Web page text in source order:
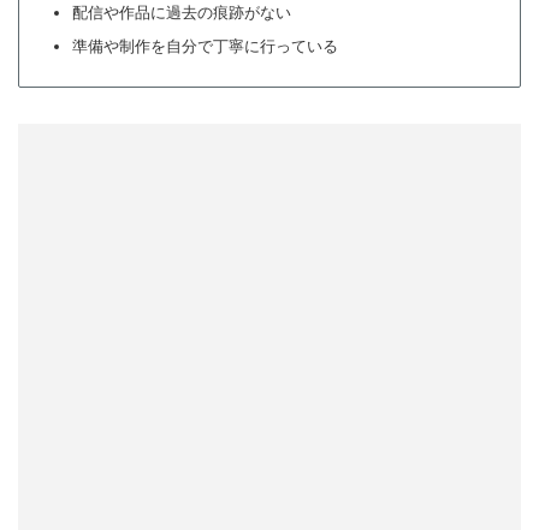
配信や作品に過去の痕跡がない
準備や制作を自分で丁寧に行っている